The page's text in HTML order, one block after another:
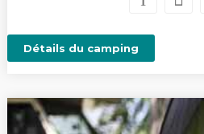
Détails du camping